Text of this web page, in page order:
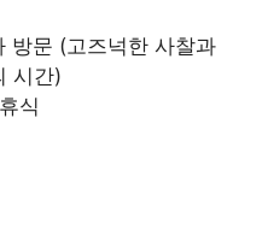
방문 (고즈넉한 사찰과
시간)
식